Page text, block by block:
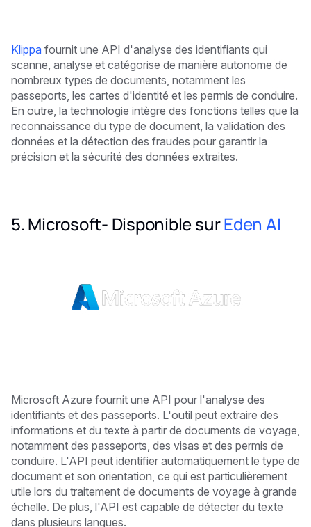
Klippa fournit une API d'analyse des identifiants qui
scanne, analyse et catégorise de manière autonome de
nombreux types de documents, notamment les
passeports, les cartes d'identité et les permis de conduire.
En outre, la technologie intègre des fonctions telles que la
reconnaissance du type de document, la validation des
données et la détection des fraudes pour garantir la
précision et la sécurité des données extraites.
5. Microsoft- Disponible surEden AI
Microsoft Azure fournit une API pour l'analyse des
identifiants et des passeports. L'outil peut extraire des
informations et du texte à partir de documents de voyage,
notamment des passeports, des visas et des permis de
conduire. L'API peut identifier automatiquement le type de
document et son orientation, ce qui est particulièrement
utile lors du traitement de documents de voyage à grande
échelle. De plus, l'API est capable de détecter du texte
dans plusieurs langues.